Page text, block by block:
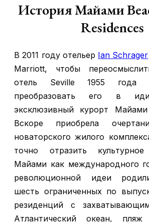
История Майами
Residences
В 2011 году отельер Ian Schrager
Marriott, чтобы
отель Seville 1955 года
преобразовать его в
эксклюзивный курорт
Вскоре приобрела
новаторского жилого
точно отразить
Майами как международного
революционной идеи
шесть ограниченных по
резиденций с
Атлантический океан,